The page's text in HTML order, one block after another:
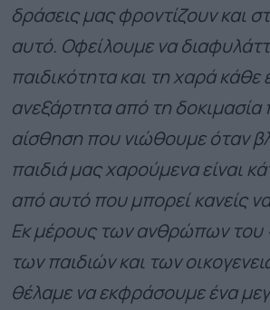
δράσεις μας φροντίζουν και
αυτό. Οφείλουμε να
παιδικότητα και τη χαρά κάθε
ανεξάρτητα από τη δοκιμασία
αίσθηση που νιώθουμε όταν
παιδιά μας χαρούμενα είναι
από αυτό που μπορεί κανείς
Εκ μέρους των ανθρώπων του
των παιδιών και των
θέλαμε να εκφράσουμε ένα